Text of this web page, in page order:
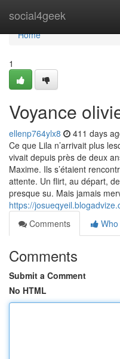
social4geek
Home
Home
1
Voyance
ellenp764ylx8 411 days
Ce que Lila n’arrivait plus
vivait depuis près de deux
Maxime. Ils s’étaient
attente. Un flirt, au départ,
presque su. Mais jamais
https://
Comments
Comments
Submit a Comment
No HTML